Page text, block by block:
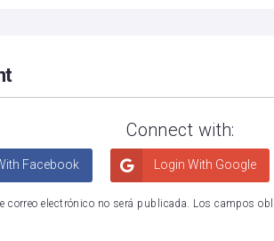
Connect with:
Facebook Login With Google
correo electrónico no será publicada. Los campos